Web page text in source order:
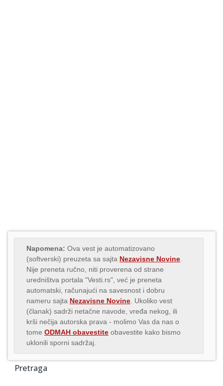
Napomena: Ova vest je automatizovano
(softverski) preuzeta sa sajta Nezavisne Novine
Nije preneta ručno, niti proverena od strane
uredništva portala "Vesti.rs", već je preneta
automatski, računajući na savesnost i dobru
nameru sajta Nezavisne Novine . Ukoliko vest
(članak) sadrži netačne navode, vređa nekog, ili
krši nečija autorska prava - molimo Vas da nas o
tome ODMAH obavestite obavestite kako bismo
uklonili sporni sadržaj.
Pretraga